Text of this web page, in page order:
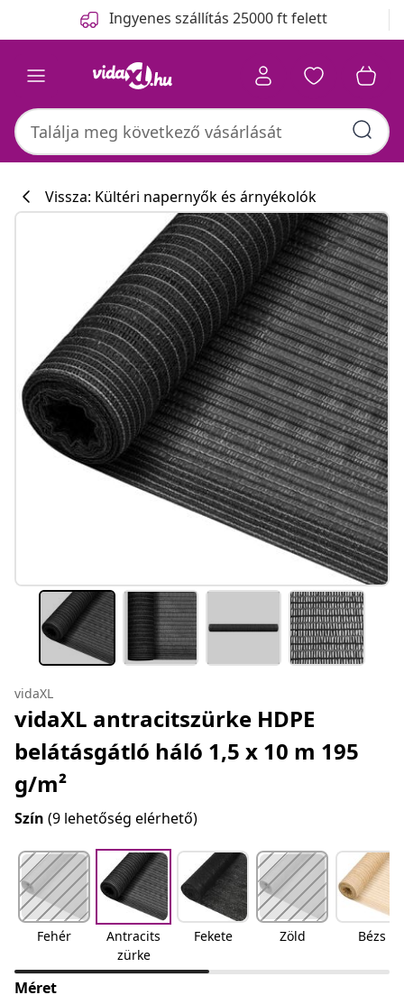
Ingyenes szállítás 25000 ft felett
Vissza: Kültéri napernyők és árnyékolók
vidaXL
vidaXL antracitszürke HDPE
belátásgátló háló 1,5 x 10 m 195
g/m²
Szín (9 lehetőség elérhető)
Fehér
Antracits
zürke
Fekete Zöld Bézs
Méret